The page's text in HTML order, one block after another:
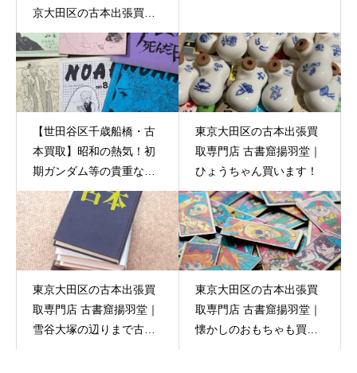
京大田区の古本出張買取
専門店 古書窟揚羽堂
【世田谷区千歳船橋・古
本買取】昭和の熱気！初
期ガンダム等の貴重なフ
ァンジン（同人誌）をお
譲りいただきました
東京大田区の古本出張買
取専門店 古書窟揚羽堂｜
ひょうちゃん買います！
東京大田区の古本出張買
取専門店 古書窟揚羽堂｜
雪谷大塚の辺りまで古本
東京大田区の古本出張買
取専門店 古書窟揚羽堂｜
懐かしのおもちゃも買い